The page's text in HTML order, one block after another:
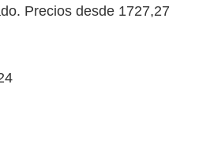
Precios desde 1727,27